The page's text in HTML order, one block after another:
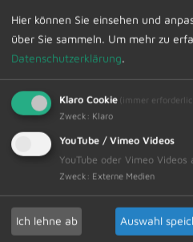
kommen.
Zur Übersicht
Amtliche
Hier können Sie einsehen und
über Sie sammeln. Um mehr zu
Datenschutzerklärung.
Klaro Cookie (immer
Zweck : Klaro
YouTube / Vimeo Videos
YouTube oder Vimeo Videos
Zweck : Externe Medien
Ich lehne ab Auswahl